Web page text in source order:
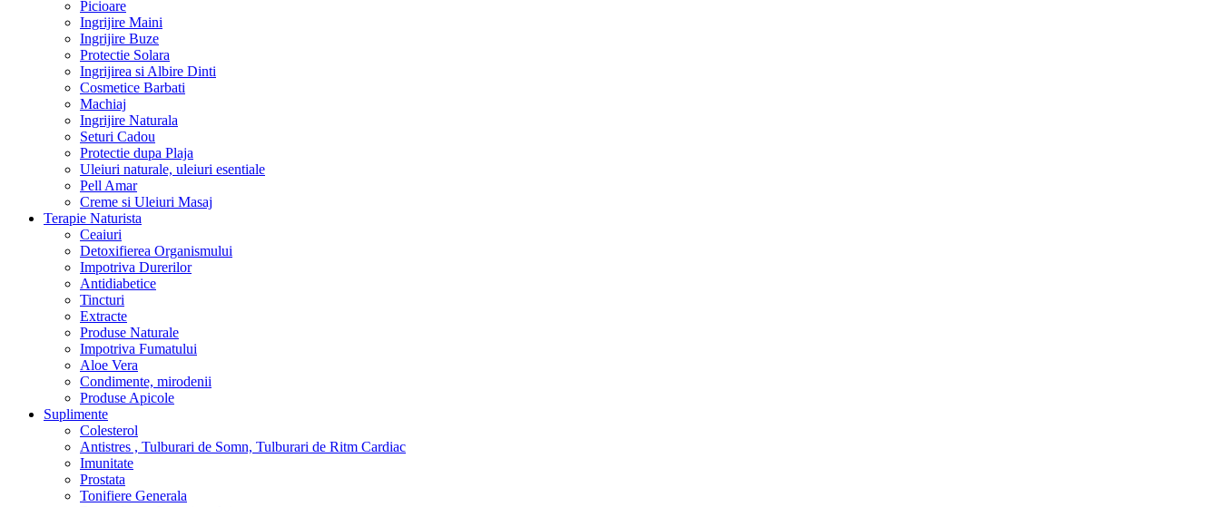
Picioare
Ingrijire Maini
Ingrijire Buze
Protectie Solara
Ingrijirea si Albire Dinti
Cosmetice Barbati
Machiaj
Ingrijire Naturala
Seturi Cadou
Protectie dupa Plaja
Uleiuri naturale, uleiuri esentiale
Pell Amar
Creme si Uleiuri Masaj
Terapie Naturista
Ceaiuri
Detoxifierea Organismului
Impotriva Durerilor
Antidiabetice
Tincturi
Extracte
Produse Naturale
Impotriva Fumatului
Aloe Vera
Condimente, mirodenii
Produse Apicole
Suplimente
Colesterol
Antistres , Tulburari de Somn, Tulburari de Ritm Cardiac
Imunitate
Prostata
Tonifiere Generala